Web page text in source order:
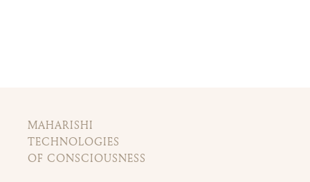
MAHARISHI
TECHNOLOGIES
OF CONSCIOUSNESS